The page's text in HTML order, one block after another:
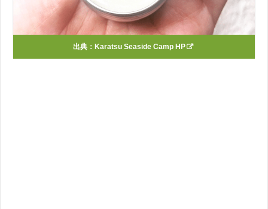
出典： Karatsu Seaside Camp HP